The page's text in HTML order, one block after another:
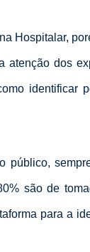
Hospitalar,
atenção dos
identificar
público,
são de
para a